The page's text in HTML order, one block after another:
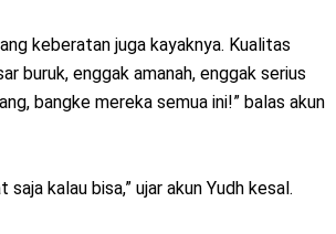
keberatan juga kayaknya. Kualitas
buruk, enggak amanah, enggak serius
bangke mereka semua ini!” balas akun
kalau bisa,” ujar akun Yudh kesal.